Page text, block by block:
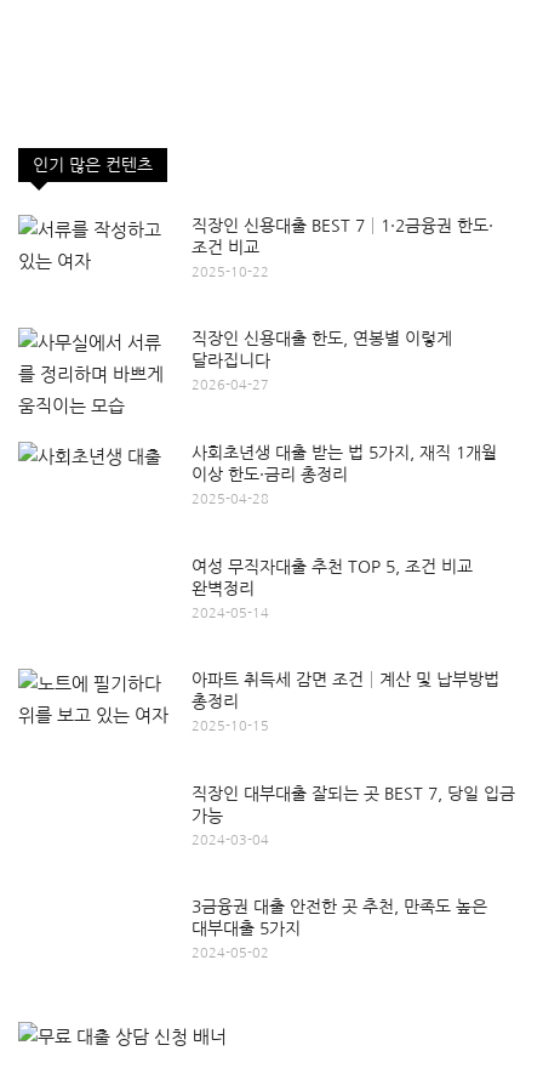
인기 많은 컨텐츠
직장인 신용대출 BEST 7│1·2금융권 한도·
조건 비교
2025-10-22
직장인 신용대출 한도, 연봉별 이렇게
달라집니다
2026-04-27
사회초년생 대출 받는 법 5가지, 재직 1개월
이상 한도·금리 총정리
2025-04-28
여성 무직자대출 추천 TOP 5, 조건 비교
완벽정리
2024-05-14
아파트 취득세 감면 조건│계산 및 납부방법
총정리
2025-10-15
직장인 대부대출 잘되는 곳 BEST 7, 당일 입금
가능
2024-03-04
3금융권 대출 안전한 곳 추천, 만족도 높은
대부대출 5가지
2024-05-02